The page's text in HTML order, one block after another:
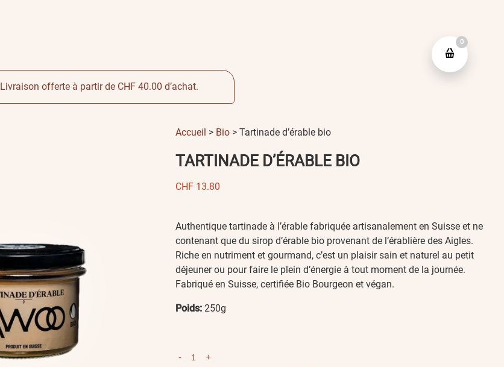
Livraison offerte à partir de CHF 40.00 d’achat.
Accueil > Bio> Tartinade d’érable bio
TARTINADE D’ÉRABLE BIO
CHF13.80
Authentique tartinade à l’érable fabriquée artisanalement en Suisse et ne
contenant que du sirop d’érable bio provenant de l’érablière des Aigles.
Riche en nutriment et gourmand, c’est un plaisir sain et naturel au petit
déjeuner ou pour faire le plein d’énergie à tout moment de la journée.
Fabriqué en Suisse, certifiée Bio Bourgeon et végan.
Poids:250g
- +
0